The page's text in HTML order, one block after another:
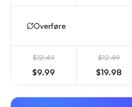
Overføre
$12.49
$9.99
$12.49
$19.98